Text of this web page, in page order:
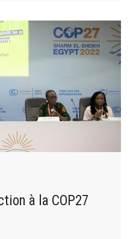
à la COP27